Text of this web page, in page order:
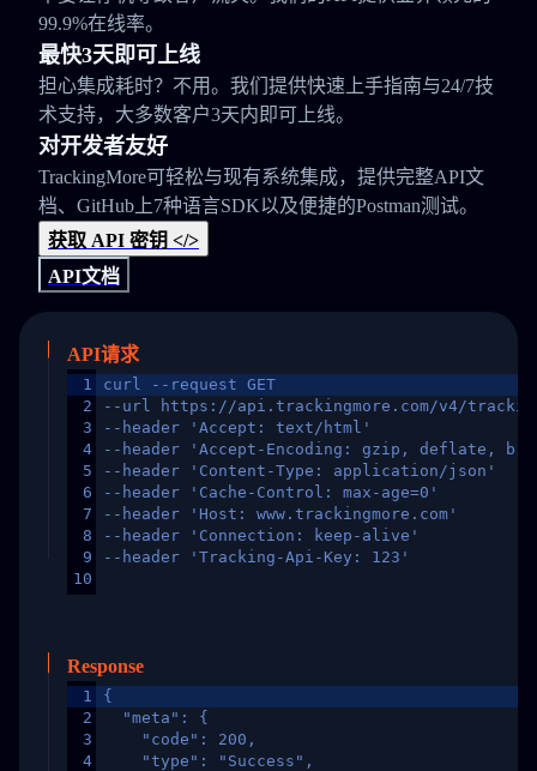
99.9%在线率。
最快3天即可上线
担心集成耗时？不用。我们提供快速上手指南与24/7技
术支持，大多数客户3天内即可上线。
对开发者友好
TrackingMore可轻松与现有系统集成，提供完整API文
档、GitHub上7种语言SDK以及便捷的Postman测试。
获取 API 密钥 </>
API文档
API请求
1
2
3
4
5
6
7
8
9
10
curl --request GET
--url https://api.trackingmore.com/v4/trackings/
--header 'Accept: text/html'
--header 'Accept-Encoding: gzip, deflate,
--header 'Content-Type: application/json'
--header 'Cache-Control: max-age=0'
--header 'Host: www.trackingmore.com'
--header 'Connection: keep-alive'
--header 'Tracking-Api-Key: 123'
Response
1
2
3
4
{
  "meta": {
    "code": 200,
    "type": "Success",